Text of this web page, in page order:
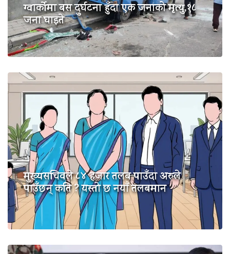
ग्वार्कोमा बस दुर्घटना हुँदा एक जनाको मृत्यु,१८
जना घाइते
मुख्यसचिवले ८४ हजार तलब पाउँदा अरुले
पाउँछन् कति ? यस्तो छ नयाँ तलबमान